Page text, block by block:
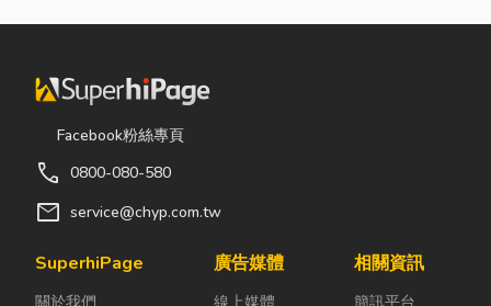
著出貨。但你
許多企業早已
不再靠大量人
力完成包裝工
各種包裝機械
來提升效率。
路購物越來越
疲勞與結構鏽
主每天回家開
隨刺耳的金屬
實，門片故障
同步規劃空氣
藏最怕潮濕，
Facebook粉絲專頁
call 0800-080-580
mail service@chyp.com.tw
SuperhiPage
關於我們
廣告媒體
線上媒體
相關資訊
簡訊平台